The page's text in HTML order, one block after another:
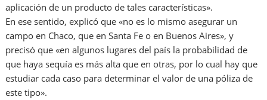
aplicación de un producto de tales características».
En ese sentido, explicó que «no es lo mismo asegurar un
campo en Chaco, que en Santa Fe o en Buenos Aires», y
precisó que «en algunos lugares del país la probabilidad de
que haya sequía es más alta que en otras, por lo cual hay que
estudiar cada caso para determinar el valor de una póliza de
este tipo».